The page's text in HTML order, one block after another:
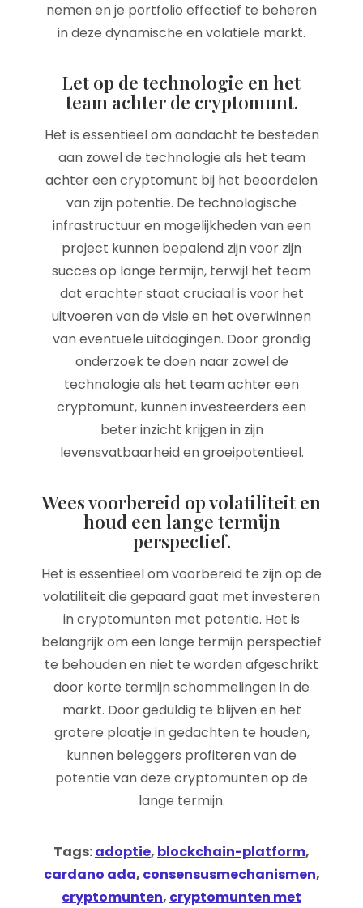
nemen en je portfolio effectief te beheren
in deze dynamische en volatiele markt.
Let op de technologie en het
team achter de cryptomunt.
Het is essentieel om aandacht te besteden
aan zowel de technologie als het team
achter een cryptomunt bij het beoordelen
van zijn potentie. De technologische
infrastructuur en mogelijkheden van een
project kunnen bepalend zijn voor zijn
succes op lange termijn, terwijl het team
dat erachter staat cruciaal is voor het
uitvoeren van de visie en het overwinnen
van eventuele uitdagingen. Door grondig
onderzoek te doen naar zowel de
technologie als het team achter een
cryptomunt, kunnen investeerders een
beter inzicht krijgen in zijn
levensvatbaarheid en groeipotentieel.
Wees voorbereid op volatiliteit en
houd een lange termijn
perspectief.
Het is essentieel om voorbereid te zijn op de
volatiliteit die gepaard gaat met investeren
in cryptomunten met potentie. Het is
belangrijk om een lange termijn perspectief
te behouden en niet te worden afgeschrikt
door korte termijn schommelingen in de
markt. Door geduldig te blijven en het
grotere plaatje in gedachten te houden,
kunnen beleggers profiteren van de
potentie van deze cryptomunten op de
lange termijn.
Tags:adoptie, blockchain-platform,
cardano ada, consensusmechanismen,
cryptomunten, cryptomunten met